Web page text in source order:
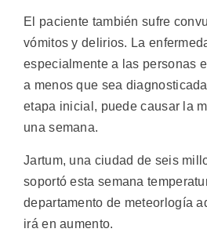
El paciente también sufre
vómitos y delirios. La
especialmente a las personas
a menos que sea
etapa inicial, puede causar la
una semana.
Jartum, una ciudad de seis
soportó esta semana
departamento de meteorlogía
irá en aumento.